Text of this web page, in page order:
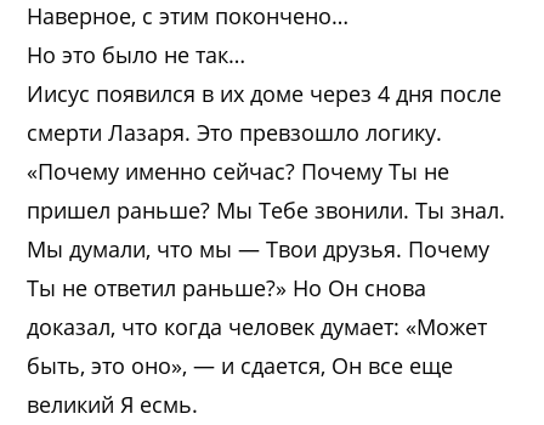
Наверное, с этим покончено…
Но это было не так…
Иисус появился в их доме через 4 дня после
смерти Лазаря. Это превзошло логику.
«Почему именно сейчас? Почему Ты не
пришел раньше? Мы Тебе звонили. Ты знал.
Мы думали, что мы — Твои друзья. Почему
Ты не ответил раньше?» Но Он снова
доказал, что когда человек думает: «Может
быть, это оно», — и сдается, Он все еще
великий Я есмь.